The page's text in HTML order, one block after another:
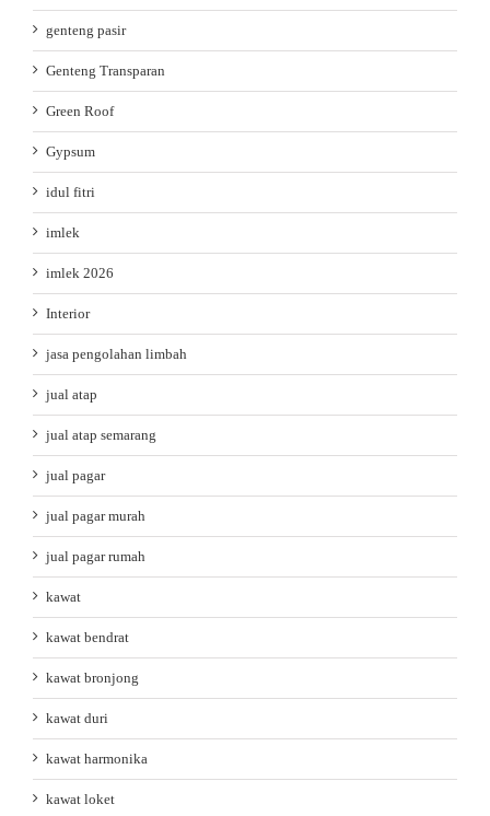
genteng pasir
Genteng Transparan
Green Roof
Gypsum
idul fitri
imlek
imlek 2026
Interior
jasa pengolahan limbah
jual atap
jual atap semarang
jual pagar
jual pagar murah
jual pagar rumah
kawat
kawat bendrat
kawat bronjong
kawat duri
kawat harmonika
kawat loket